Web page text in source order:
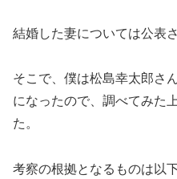
結婚した妻については公表
そこで、僕は松島幸太郎さ
になったので、調べてみた
た。
考察の根拠となるものは以